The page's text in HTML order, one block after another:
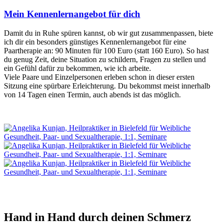
Mein Kennenlernangebot für dich
Damit du in Ruhe spüren kannst, ob wir gut zusammenpassen, biete
ich dir ein besonders günstiges Kennenlernangebot für eine
Paartherapie an: 90 Minuten für 100 Euro (statt 160 Euro). So hast
du genug Zeit, deine Situation zu schildern, Fragen zu stellen und
ein Gefühl dafür zu bekommen, wie ich arbeite.
Viele Paare und Einzelpersonen erleben schon in dieser ersten
Sitzung eine spürbare Erleichterung. Du bekommst meist innerhalb
von 14 Tagen einen Termin, auch abends ist das möglich.
Hand in Hand durch deinen Schmerz